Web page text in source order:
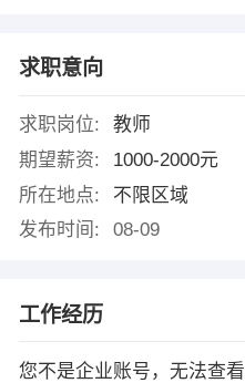
求职意向
求职岗位:
教师
期望薪资:
1000-2000元
所在地点:
不限区域
发布时间:
08-09
工作经历
您不是企业账号，无法查看